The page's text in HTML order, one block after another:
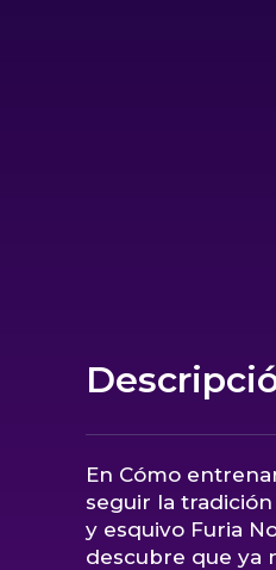
En Cómo
seguir la
y esquivo Furia
descubre que ya